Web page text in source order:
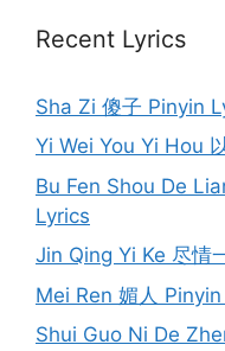
Recent Lyrics
Sha Zi 傻子 Pinyin
Yi Wei You Yi Hou
Bu Fen Shou De
Lyrics
Jin Qing Yi Ke 尽情
Mei Ren 媚人
Shui Guo Ni De